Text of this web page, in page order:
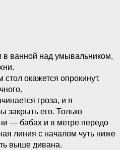
в ванной над умывальником,
окажется опрокинут.
гроза, и я
закрыть его. Только
— бабах и в метре передо
линия с началом чуть ниже
выше дивана.